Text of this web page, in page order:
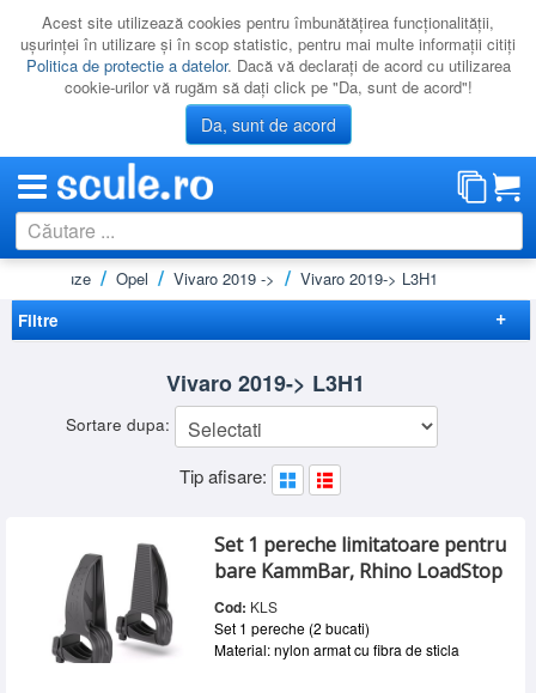
Acest site utilizează cookies pentru îmbunătăţirea funcţionalităţii,
uşurinţei în utilizare şi în scop statistic, pentru mai multe informaţii citiţi
Politica de protectie a datelor. Dacă vă declaraţi de acord cu utilizarea
cookie-urilor vă rugăm să daţi click pe "Da, sunt de acord"!
Da, sunt de acord
CATEGORII
PROMOTII
LICHIDARE
SERVICE
INCHIRIERI
BLOG
microbuze Opel Vivaro 2019 ->
Vivaro 2019-> L3H1
Filtre
Vivaro 2019-> L3H1
Sortare dupa:
Tip afisare:
Set 1 pereche limitatoare pentru
bare KammBar, Rhino LoadStop
Cod: KLS
Set 1 pereche (2 bucati)
Material: nylon armat cu fibra de sticla